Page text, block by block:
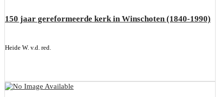
150 jaar gereformeerde kerk in Winschoten (1840-1990)
Heide W. v.d. red.